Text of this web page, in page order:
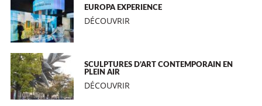
EUROPA EXPERIENCE
DÉCOUVRIR
SCULPTURES D’ART CONTEMPORAIN EN
PLEIN AIR
DÉCOUVRIR